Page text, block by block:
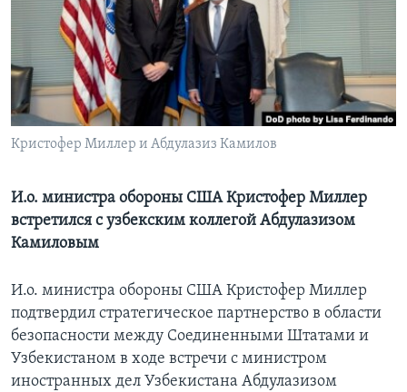
Learning English
СОЦИАЛЬНЫЕ СЕТИ
Кристофер Миллер и Абдулазиз Камилов
И.о. министра обороны США Кристофер Миллер
встретился с узбекским коллегой Абдулазизом
Камиловым
И.о. министра обороны США Кристофер Миллер
подтвердил стратегическое партнерство в области
безопасности между Соединенными Штатами и
Узбекистаном в ходе встречи с министром
иностранных дел Узбекистана Абдулазизом